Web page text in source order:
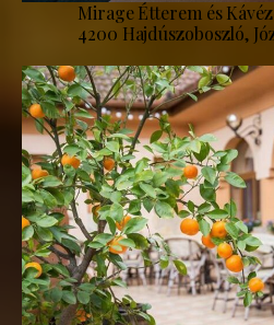
Mirage Étterem és
4200 Hajdúszoboszló,